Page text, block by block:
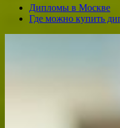
Дипломы в Москве
Где можно купить